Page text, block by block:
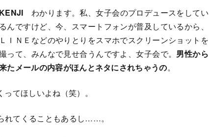
わかります。私、女子会のプロデュースをしてい
んですけど、今、スマートフォンが普及しているから、
ＩＮＥなどのやりとりをスマホでスクリーンショットを
って、みんなで見せ合うんですよ、女子会で。 男性から
たメールの内容がほんとネタにされちゃうの。
ってほしいよね（笑）。
てくることもあるし……。